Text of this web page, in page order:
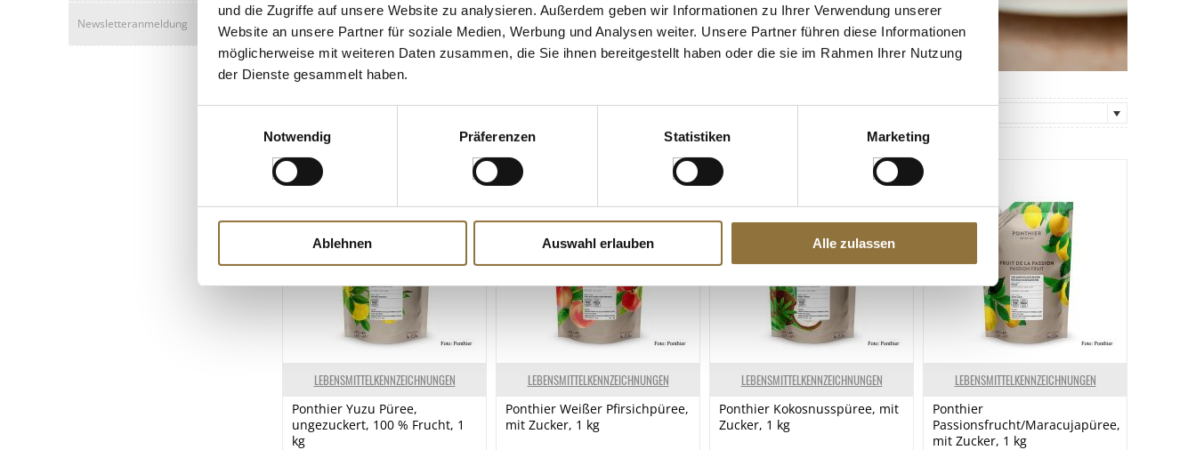
und die Zugriffe auf unsere Website zu analysieren. Außerdem geben wir Informationen zu Ihrer Verwendung unserer
Website an unsere Partner für soziale Medien, Werbung und Analysen weiter. Unsere Partner führen diese Informationen
möglicherweise mit weiteren Daten zusammen, die Sie ihnen bereitgestellt haben oder die sie im Rahmen Ihrer Nutzung
der Dienste gesammelt haben.
Notwendig
Präferenzen Statistiken Marketing
Ablehnen Auswahl erlauben Alle zulassen
Newsletteranmeldung
Sortierung: Empfehlung
LEBENSMITTELKENNZEICHNUNGEN
Ponthier Yuzu Püree,
ungezuckert, 100 % Frucht, 1
kg
LEBENSMITTELKENNZEICHNUNGEN
Ponthier Weißer Pfirsichpüree,
mit Zucker, 1 kg
LEBENSMITTELKENNZEICHNUNGEN
Ponthier Kokosnusspüree, mit
Zucker, 1 kg
LEBENSMITTELKENNZEICHNUNGEN
Ponthier
Passionsfrucht/Maracujapüree,
mit Zucker, 1 kg